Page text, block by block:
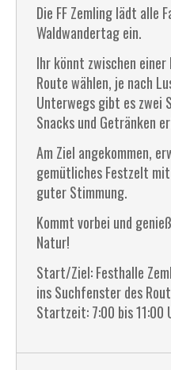
Die FF Zemling lädt alle
Waldwandertag ein.
Ihr könnt zwischen
Route wählen, je nach
Unterwegs gibt es zwei
Snacks und Getränken
Am Ziel angekommen,
gemütliches Festzelt
guter Stimmung.
Kommt vorbei und
Natur!
Start/Ziel: Festhalle
ins Suchfenster des
Startzeit: 7:00 bis 11:00